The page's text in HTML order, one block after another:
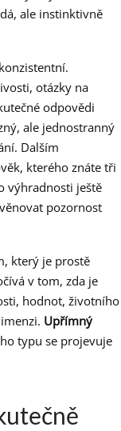
ale instinktivně
otázky na
odpovědi
ale jednostranný
Dalším
kterého znáte tři
výhradnosti ještě
pozornost
který je prostě
v tom, zda je
hodnot, životního
Upřímný
typu se projevuje